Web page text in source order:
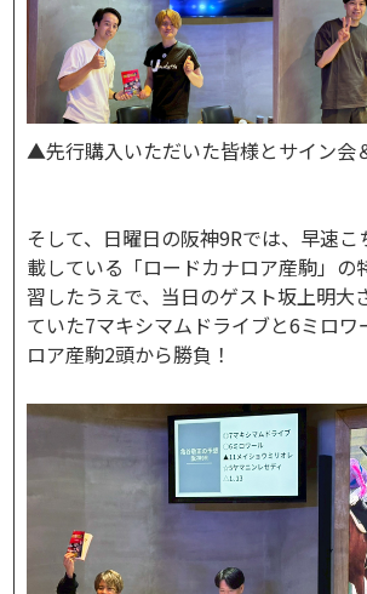
▲先行購入いただいた皆様とサイン会
そして、日曜日の阪神9Rでは、早速
載している「ロードカナロア産駒」の
習したうえで、当日のゲスト坂上明大
ていた7マキシマムドライブと6ミロワ
ロア産駒2頭から勝負！